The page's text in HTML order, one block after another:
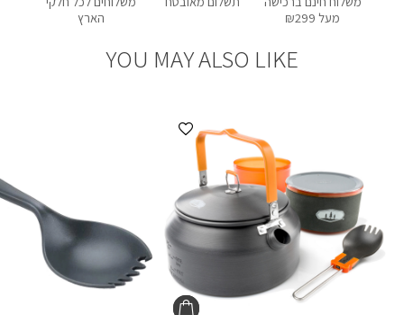
מעל ₪299
הארץ
YOU MAY ALSO LIKE
הוספה למועדפים